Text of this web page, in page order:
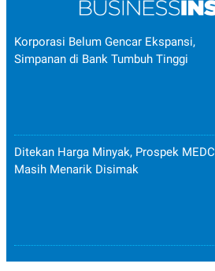
Korporasi Belum Gencar Ekspansi,
Simpanan di Bank Tumbuh Tinggi
Ditekan Harga Minyak, Prospek MEDC
Masih Menarik Disimak